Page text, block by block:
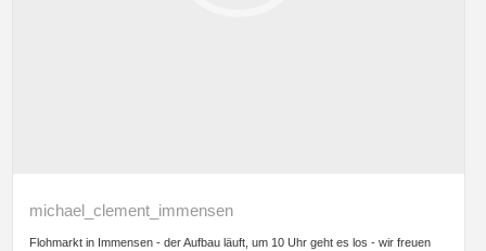
michael_clement_immensen
Flohmarkt in Immensen - der Aufbau läuft, um 10 Uhr geht es los - wir freuen